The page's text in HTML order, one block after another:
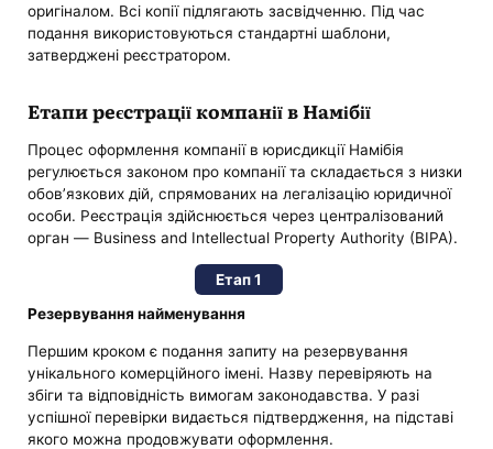
оригіналом. Всі копії підлягають засвідченню. Під час
подання використовуються стандартні шаблони,
затверджені реєстратором.
Етапи реєстрації компанії в Намібії
Процес оформлення компанії в юрисдикції Намібія
регулюється законом про компанії та складається з низки
обов’язкових дій, спрямованих на легалізацію юридичної
особи. Реєстрація здійснюється через централізований
орган — Business and Intellectual Property Authority (BIPA).
Етап 1
Резервування найменування
Першим кроком є подання запиту на резервування
унікального комерційного імені. Назву перевіряють на
збіги та відповідність вимогам законодавства. У разі
успішної перевірки видається підтвердження, на підставі
якого можна продовжувати оформлення.